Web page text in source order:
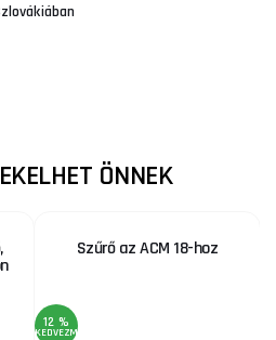
ÖNNEK
Szűrő az ACM 18-hoz
12 %
KEDVEZMÉNY